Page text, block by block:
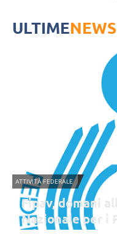
ULTIMENEWS
ATTIVITÀ FEDERALE
Fipav, domani
Nazionale per i